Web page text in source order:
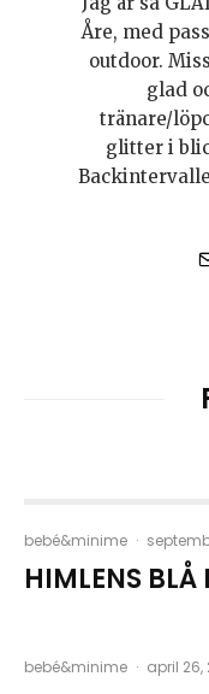
Åre, med
outdoor.
glad
tränare/
glitter i
bebé&minime ·
HIMLENS BLÅ
bebé&minime · april 26,